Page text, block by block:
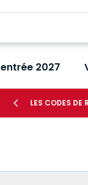
2027
LES CODES DE